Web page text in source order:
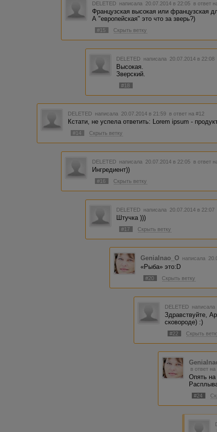
DELETED написала 20.07.2014 в 22:05 в ответ
Французская высокая или французская
А "европейская" это что за зверь?)
#15 Скрыть ветку
DELETED написала 20.07.2014 в
Высокая.
Зверский.
#18
DELETED написала 20.07.2014 в 21:59 в ответ на #12
Кстати, не успела ответить: Lorem ipsum -
#14 Скрыть ветку
DELETED написала 20.07.2014 в 22:05 в ответ
Ингредиент))
#16 Скрыть ветку
DELETED написала 20.07.2014 в
Штучка )))
#17 Скрыть ветку
Genialnao_O написала
«Рыба» это:D
#20 Скрыть ветку
DELETED
Здравствуйте,
сковороде) :)
#22 Скрыть
в ответ
Опять
#24